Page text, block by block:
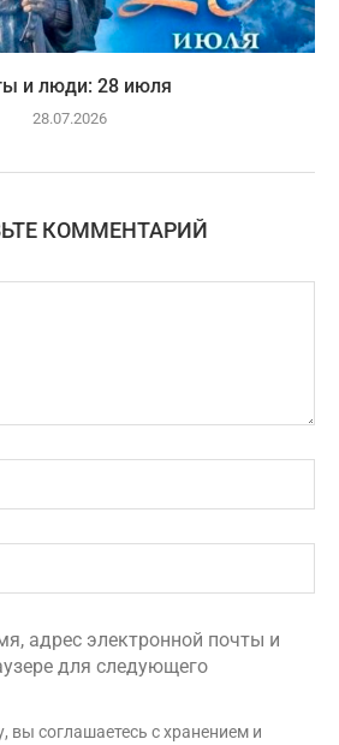
и люди: 28 июля
28.07.2026
КОММЕНТАРИЙ
адрес электронной почты и
для следующего
вы соглашаетесь с хранением и